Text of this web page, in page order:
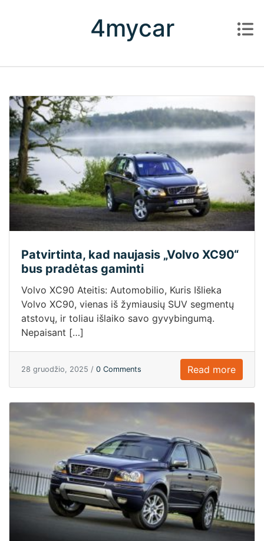
4mycar
Patvirtinta, kad naujasis „Volvo XC90“
bus pradėtas gaminti
Volvo XC90 Ateitis: Automobilio, Kuris Išlieka
Volvo XC90, vienas iš žymiausių SUV segmentų
atstovų, ir toliau išlaiko savo gyvybingumą.
Nepaisant […]
28 gruodžio, 2025 / 0 Comments Read more